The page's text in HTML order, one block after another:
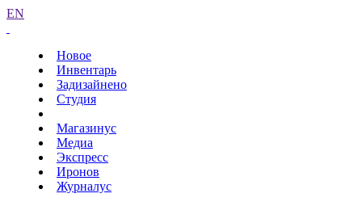
EN
Новое
Инвентарь
Задизайнено
Студия
Магазинус
Медиа
Экспресс
Иронов
Журналус